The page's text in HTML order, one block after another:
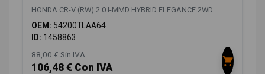
HONDA CR-V (RW) 2.0 I-MMD HYBRID ELEGANCE 2WD
OEM: 54200TLAA64
ID: 1458863
88,00 € Sin IVA
106,48 € Con IVA